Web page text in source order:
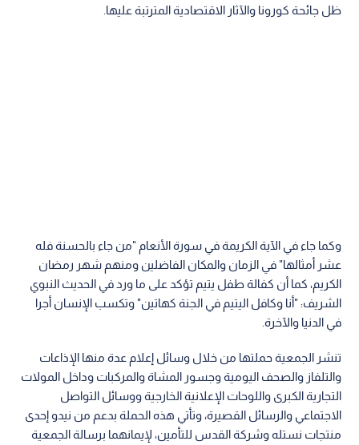
ظل جائحة كورونا والآثار الاقتصادية المترتبة عليها.
وكما جاء في الآية الكريمة في سورة الأنعام "من جاء بالحسنة فله
عشر أمثالها" في الزمان والمكان الفاضلين ومنهم شهر رمضان
الكريم، كما أن كفالة طفل يتيم تؤكد على ما ورد في الحديث النبوي
الشريف: "أنا وكافل اليتيم في الجنة كهاتين" وتكسب الإنسان أجرا
في الدنيا والآخرة.
تنشر الجمعية حملتها من خلال وسائل إعلام عدة منها الإذاعات
والتلفاز والصحف اليومية وجسور المشاة والمركبات وداخل المولات
التجارية الكبرى واللوحات الإعلانية الخارجية ووسائل التواصل
الاجتماعي والرسائل القصيرة، وتأتي هذه الحملة بدعم من نيدو إحدى
منتجات نستله وشركة القدس للتأمين، لإيمانهما برسالة الجمعية